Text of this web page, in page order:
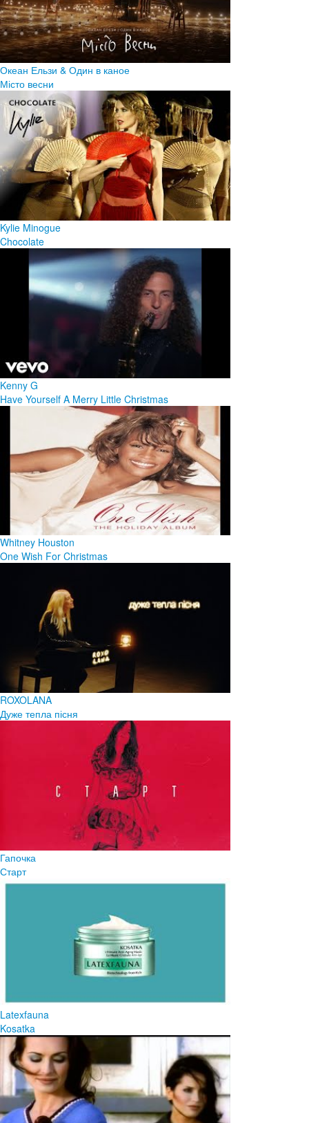
Океан Ельзи & Один в каное
Місто весни
Kylie Minogue
Chocolate
Kenny G
Have Yourself A Merry Little Christmas
Whitney Houston
One Wish For Christmas
ROXOLANA
Дуже тепла пісня
Гапочка
Старт
Latexfauna
Kosatka